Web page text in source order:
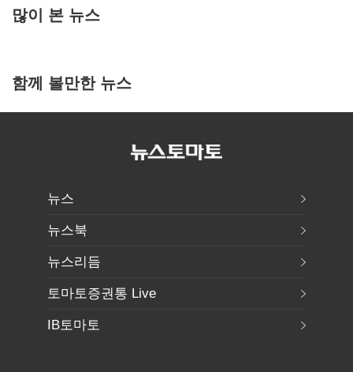
많이 본 뉴스
함께 볼만한 뉴스
뉴스
뉴스북
뉴스리듬
토마토증권통 Live
IB토마토